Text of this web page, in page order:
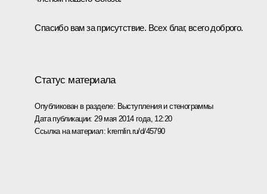
Спасибо вам за присутствие. Всех благ, всего доброго.
Статус материала
Опубликован в разделе: Выступления и стенограммы
Дата публикации: 29 мая 2014 года, 12:20
Ссылка на материал:kremlin.ru/d/45790